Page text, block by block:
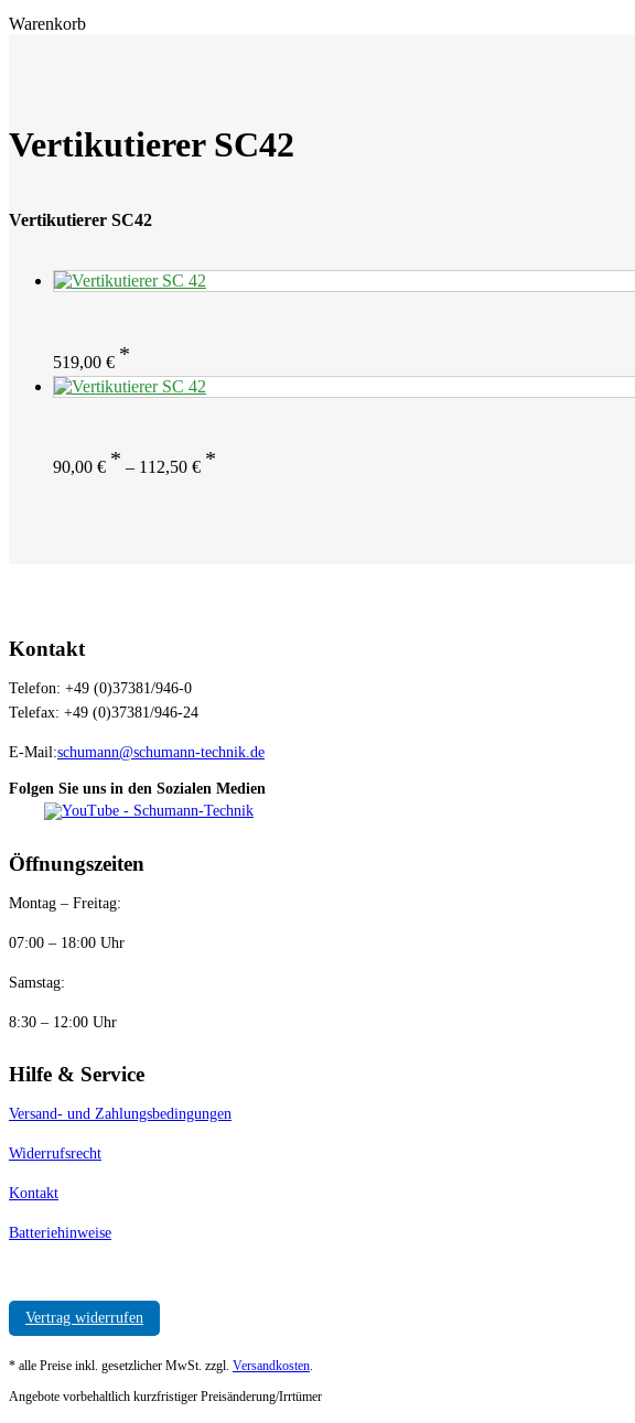
Warenkorbx
Vertikutierer SC42
Vertikutierer SC42
519,00 €
90,00 € – 112,50 €
Kontakt
Telefon: +49 (0)37381/946-0
Telefax: +49 (0)37381/946-24
E-Mail:schumann@schumann-technik.de
Folgen Sie uns in den Sozialen Medien
Öffnungszeiten
Montag – Freitag:
07:00 – 18:00 Uhr
Samstag:
8:30 – 12:00 Uhr
Hilfe & Service
Versand- und Zahlungsbedingungen
Widerrufsrecht
Kontakt
Batteriehinweise
Vertrag widerrufen
* alle Preise inkl. gesetzlicher MwSt. zzgl. Versandkosten.
Angebote vorbehaltlich kurzfristiger Preisänderung/Irrtümer